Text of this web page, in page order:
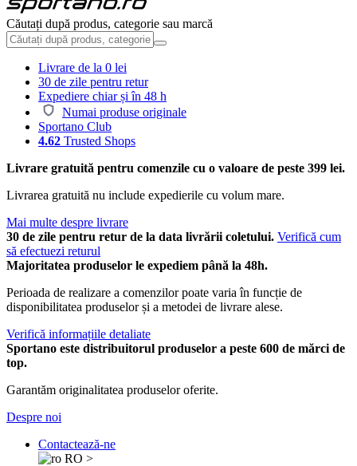
Căutați după produs, categorie sau marcă
Livrare de la 0 lei
30 de zile pentru retur
Expediere chiar și în 48 h
Numai produse originale
Sportano Club
4.62 Trusted Shops
Livrare gratuită pentru comenzile cu o valoare de peste 399 lei.
Livrarea gratuită nu include expedierile cu volum mare.
Mai multe despre livrare
30 de zile pentru retur de la data livrării coletului. Verifică cum
să efectuezi returul
Majoritatea produselor le expediem până la 48h.
Perioada de realizare a comenzilor poate varia în funcție de
disponibilitatea produselor și a metodei de livrare alese.
Verifică informațiile detaliate
Sportano este distribuitorul produselor a peste 600 de mărci de
top.
Garantăm originalitatea produselor oferite.
Despre noi
Contactează-ne
RO >